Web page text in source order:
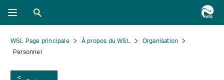
WSL Page principale À propos du WSL
Organisation
Personnel